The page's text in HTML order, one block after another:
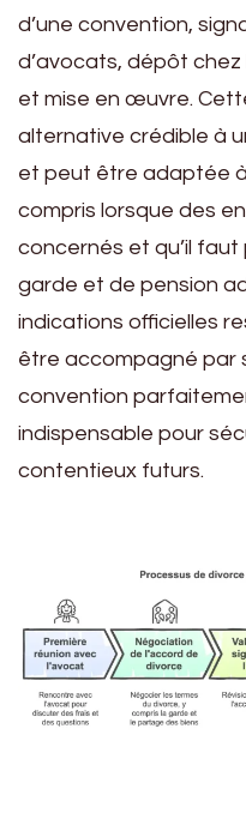
d’une convention,
d’avocats, dépôt
et mise en œuvre.
alternative crédible à
et peut être adaptée
compris lorsque des
concernés et qu’il
garde et de pension
indications officielles
être accompagné par
convention
indispensable pour
contentieux futurs.